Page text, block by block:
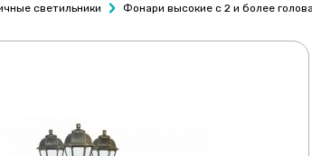
светильники Фонари высокие с 2 и более